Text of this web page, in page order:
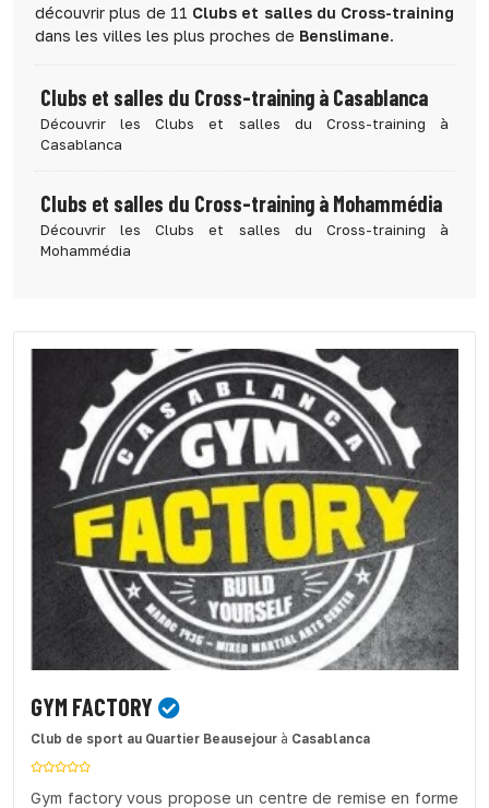
découvrir plus de 11 Clubs et salles du Cross-training
dans les villes les plus proches de Benslimane.
Clubs et salles du Cross-training à Casablanca
Découvrir les Clubs et salles du Cross-training à
Casablanca
Clubs et salles du Cross-training à Mohammédia
Découvrir les Clubs et salles du Cross-training à
Mohammédia
GYM FACTORY
Club de sport au Quartier Beausejour à Casablanca
Gym factory vous propose un centre de remise en forme